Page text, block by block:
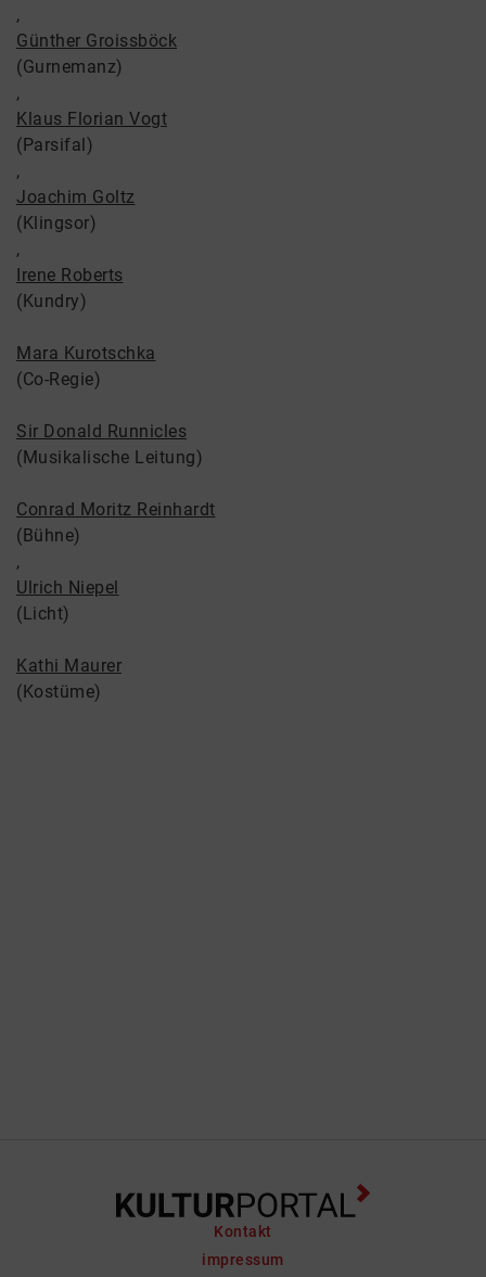
,
Günther Groissböck
(Gurnemanz)
,
Klaus Florian Vogt
(Parsifal)
,
Joachim Goltz
(Klingsor)
,
Irene Roberts
(Kundry)
Mara Kurotschka
(Co-Regie)
Sir Donald Runnicles
(Musikalische Leitung)
Conrad Moritz Reinhardt
(Bühne)
,
Ulrich Niepel
(Licht)
Kathi Maurer
(Kostüme)
Kontakt
impressum